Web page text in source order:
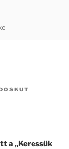
a „Keressük